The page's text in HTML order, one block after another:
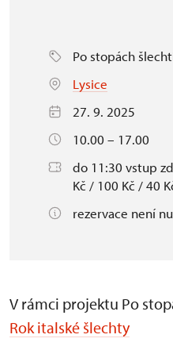
Po stopách
Lysice
27. 9. 2025
10.00 – 17.00
do 11:30 vstup
Kč / 100 Kč / 40
rezervace není
V rámci projektu Po
Rok italské šlechty